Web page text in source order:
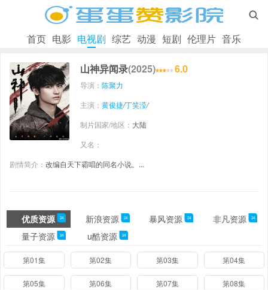

首页 电影 电视剧 综艺 动漫 短剧 伦理片 音乐
山神异闻录(2025) 6.0
导演： 陈聚力
主演： 黄俊捷/丁笑滢/
制片国家/地区： 大陆
又名：
剧情简介： 改编自天下霸唱的同名小说。...
优质资源 24 新浪资源 24 暴风资源 24 非凡资源 24
量子资源 24 u酷资源 24
第01集 第02集 第03集 第04集
第05集 第06集 第07集 第08集